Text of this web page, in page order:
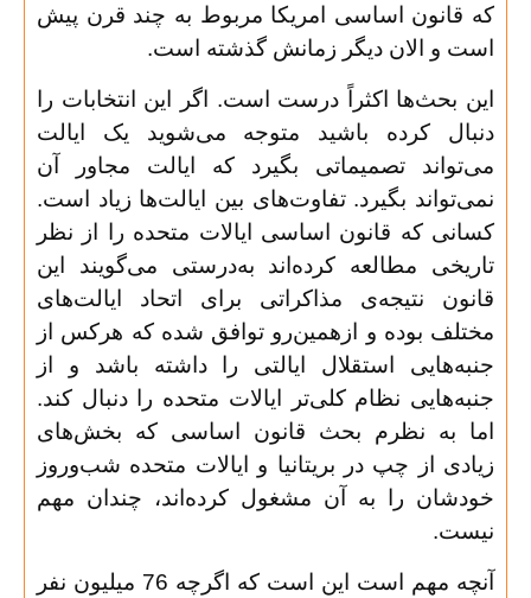
که قانون اساسی امریکا مربوط به چند قرن پیش
است و الان دیگر زمانش گذشته است.
این‌ بحث‌ها اکثراً درست است. اگر این انتخابات را
دنبال کرده باشید متوجه می‌شوید یک ایالت
می‌تواند تصمیماتی بگیرد که ایالت مجاور آن
نمی‌تواند بگیرد. تفاوت‌های بین‌ ایالت‌ها زیاد است.
کسانی که قانون اساسی ایالات متحده را از نظر
تاریخی مطالعه کرده‌اند به‌درستی می‌گویند این
قانون نتیجه‌ی مذاکراتی برای اتحاد ایالت‌های
مختلف بوده و ازهمین‌رو توافق شده که هرکس از
جنبه‌هایی استقلال ایالتی را داشته باشد و از
جنبه‌هایی نظام کلی‌تر ایالات متحده را دنبال کند.
اما به نظرم بحث قانون اساسی که بخش‌های
زیادی از چپ در بریتانیا و ایالات متحده شب‌وروز
خودشان را به آن مشغول کرده‌اند، چندان مهم
نیست.
آنچه مهم است این است که اگرچه 76 میلیون نفر